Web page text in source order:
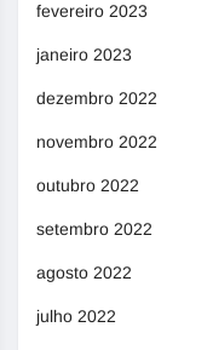
fevereiro 2023
janeiro 2023
dezembro 2022
novembro 2022
outubro 2022
setembro 2022
agosto 2022
julho 2022